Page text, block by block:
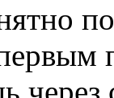
через